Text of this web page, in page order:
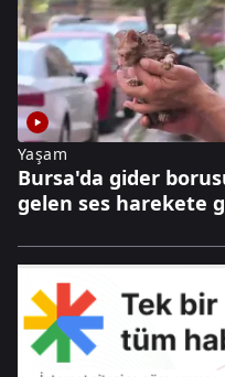
Yaşam
Bursa'da gider
gelen ses harekete